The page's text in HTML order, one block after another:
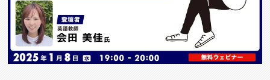
特集求人
採用説明会
転職支援サービス
CONTENTS
スキルアップしたい！